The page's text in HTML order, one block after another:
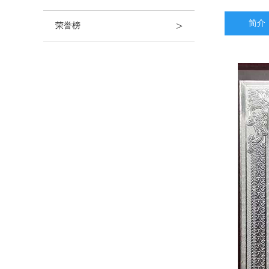
荣誉榜 > 简